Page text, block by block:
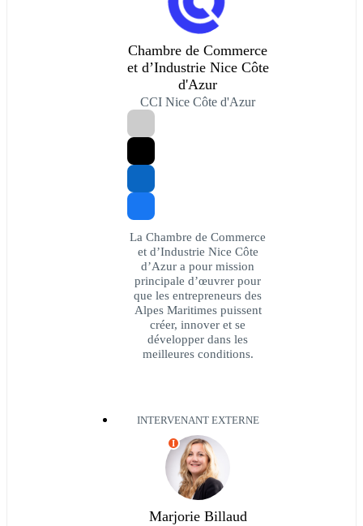
Chambre de Commerce
et d’Industrie Nice Côte
d'Azur
CCI Nice Côte d'Azur
La Chambre de Commerce
et d’Industrie Nice Côte
d’Azur a pour mission
principale d’œuvrer pour
que les entrepreneurs des
Alpes Maritimes puissent
créer, innover et se
développer dans les
meilleures conditions.
INTERVENANT EXTERNE
I
Marjorie Billaud